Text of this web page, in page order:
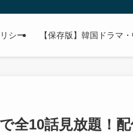
シー 【保存版】韓国ドラマ
全10話見放題！